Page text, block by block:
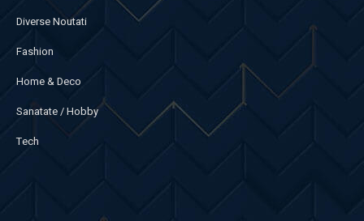
Diverse Noutati
Fashion
Home & Deco
Sanatate / Hobby
Tech